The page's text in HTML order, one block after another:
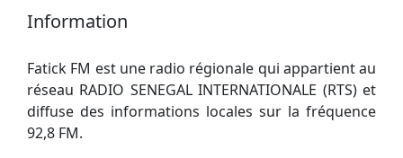
Information
Fatick FM est une radio régionale qui appartient au
réseau RADIO SENEGAL INTERNATIONALE (RTS) et
diffuse des informations locales sur la fréquence
92,8 FM.